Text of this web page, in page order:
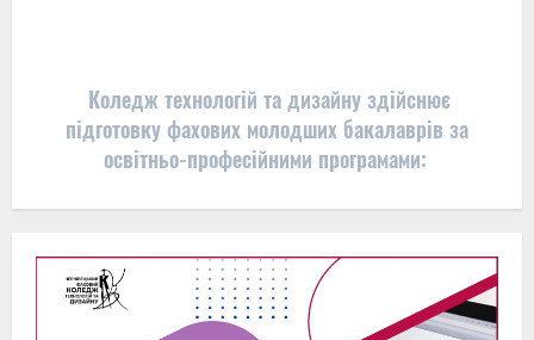
Коледж технологій та дизайну здійснює
підготовку фахових молодших бакалаврів за
освітньо-професійними програмами: